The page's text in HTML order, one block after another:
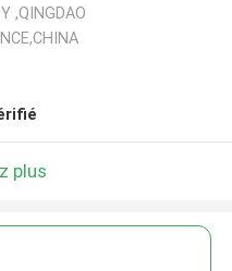
,QINGDAO
plus